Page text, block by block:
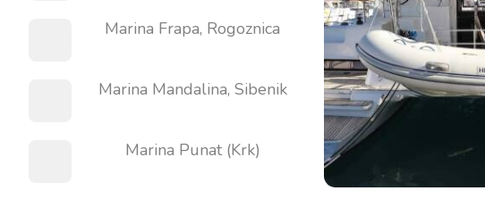
Marina Frapa, Rogoznica
Marina Mandalina, Sibenik
Marina Punat (Krk)